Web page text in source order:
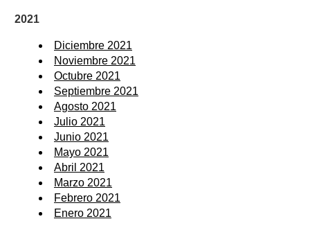
2021
Diciembre 2021
Noviembre 2021
Octubre 2021
Septiembre 2021
Agosto 2021
Julio 2021
Junio 2021
Mayo 2021
Abril 2021
Marzo 2021
Febrero 2021
Enero 2021